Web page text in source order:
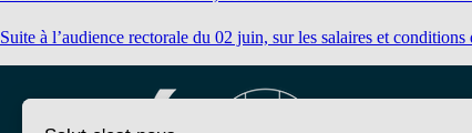
Suite à l’audience rectorale du 02 juin, sur les salaires et